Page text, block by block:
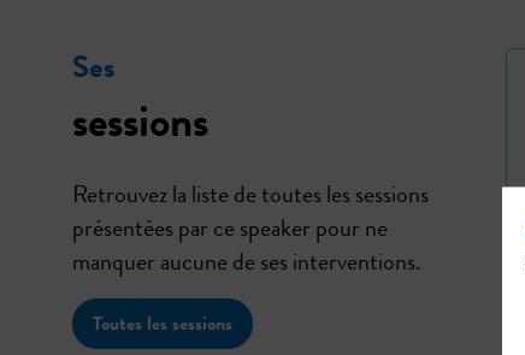
Ses
sessions
Retrouvez la liste de toutes les sessions
présentées par ce speaker pour ne
manquer aucune de ses interventions.
Toutes les sessions